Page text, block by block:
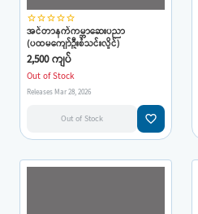
star_borderstar_borderstar_borderstar_borderstar_border
အင်တာနက်ကမ္ဘာဆေးပညာ
(ပထမကျော်ဦးစံသင်းလှိုင်)
2,500 ကျပ်
Out of Stock
Releases Mar 28, 2026
Out of Stock favorite_border